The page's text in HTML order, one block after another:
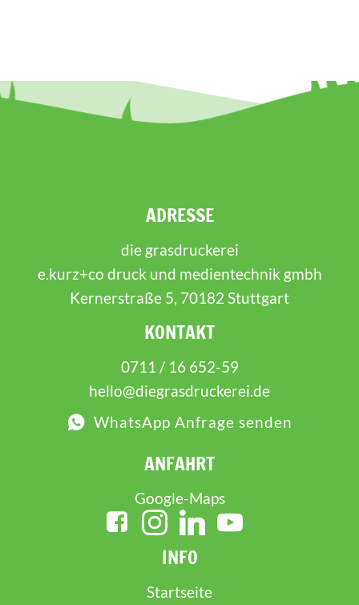
ADRESSE
die grasdruckerei
e.kurz+co druck und medientechnik gmbh
Kernerstraße 5, 70182 Stuttgart
KONTAKT
0711 / 16 652-59
hello@diegrasdruckerei.de
WhatsApp Anfrage senden
ANFAHRT
Google-Maps
INFO
Startseite